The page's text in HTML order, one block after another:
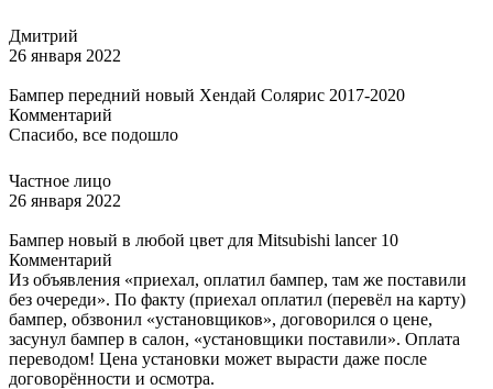
Дмитрий
26 января 2022
Бампер передний новый Хендай Солярис 2017-2020
Комментарий
Спасибо, все подошло
Частное лицо
26 января 2022
Бампер новый в любой цвет для Mitsubishi lancer 10
Комментарий
Из объявления «приехал, оплатил бампер, там же поставили
без очереди». По факту (приехал оплатил (перевёл на карту)
бампер, обзвонил «установщиков», договорился о цене,
засунул бампер в салон, «установщики поставили». Оплата
переводом! Цена установки может вырасти даже после
договорённости и осмотра.